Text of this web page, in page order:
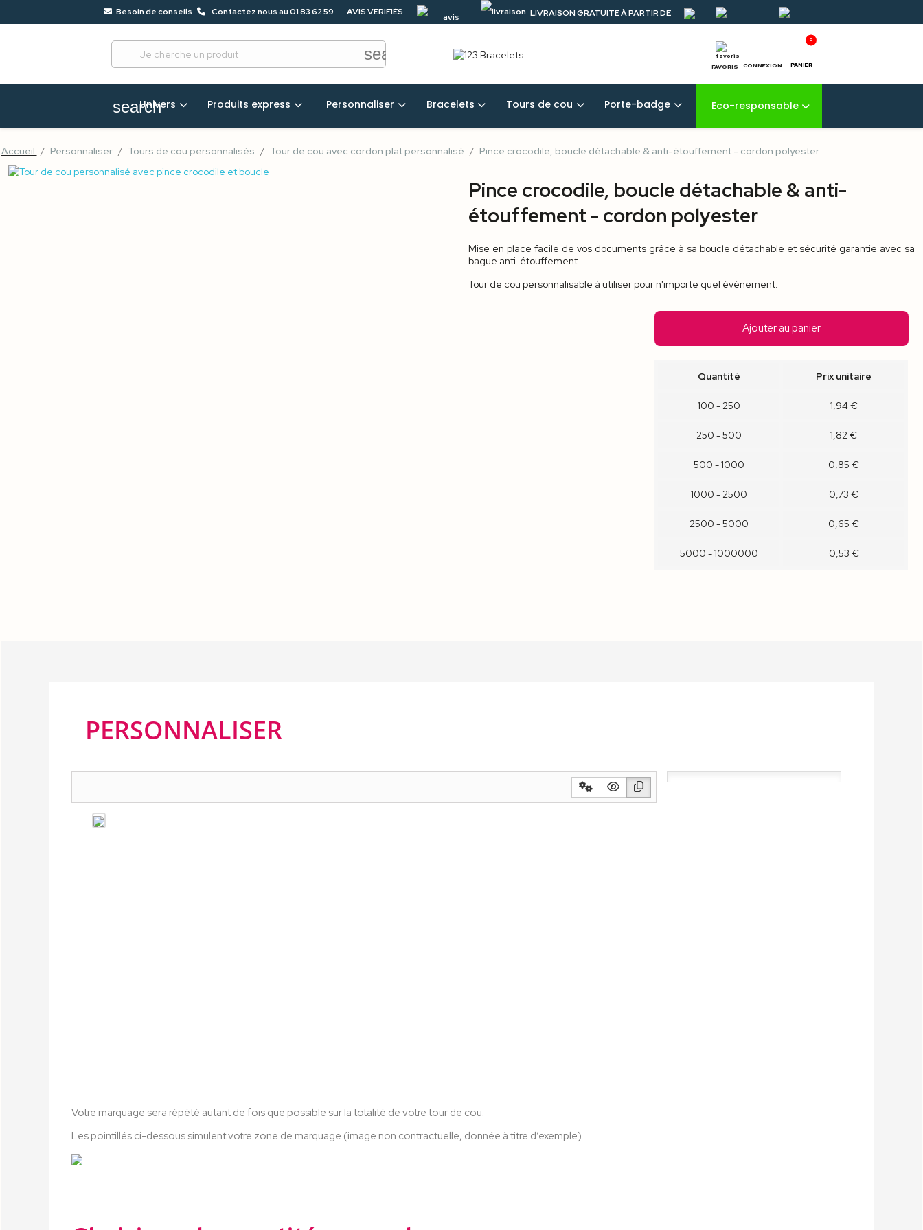
Besoin de conseils Contactez nous au 01 83 62 59 AVIS VÉRIFIÉS LIVRAISON GRATUITE À PARTIR DE
search
FAVORIS CONNEXION PANIER
0
search
Univers Produits express Personnaliser Bracelets Tours de cou Porte-badge Eco-responsable
Accueil Personnaliser Tours de cou personnalisés Tour de cou avec cordon plat personnalisé Pince crocodile, boucle détachable & anti-étouffement - cordon polyester
Pince crocodile, boucle détachable & anti-
étouffement - cordon polyester
Mise en place facile de vos documents grâce à sa boucle détachable et sécurité garantie avec sa
bague anti-étouffement.
Tour de cou personnalisable à utiliser pour n'importe quel événement.
Ajouter au panier
Quantité Prix unitaire
100 - 250 1,94 €
250 - 500 1,82 €
500 - 1000 0,85 €
1000 - 2500 0,73 €
2500 - 5000 0,65 €
5000 - 1000000 0,53 €
PERSONNALISER
Votre marquage sera répété autant de fois que possible sur la totalité de votre tour de cou.
Les pointillés ci-dessous simulent votre zone de marquage (image non contractuelle, donnée à titre d’exemple).